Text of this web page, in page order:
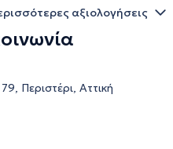
αξιολογήσεις
Περιστέρι, Αττική